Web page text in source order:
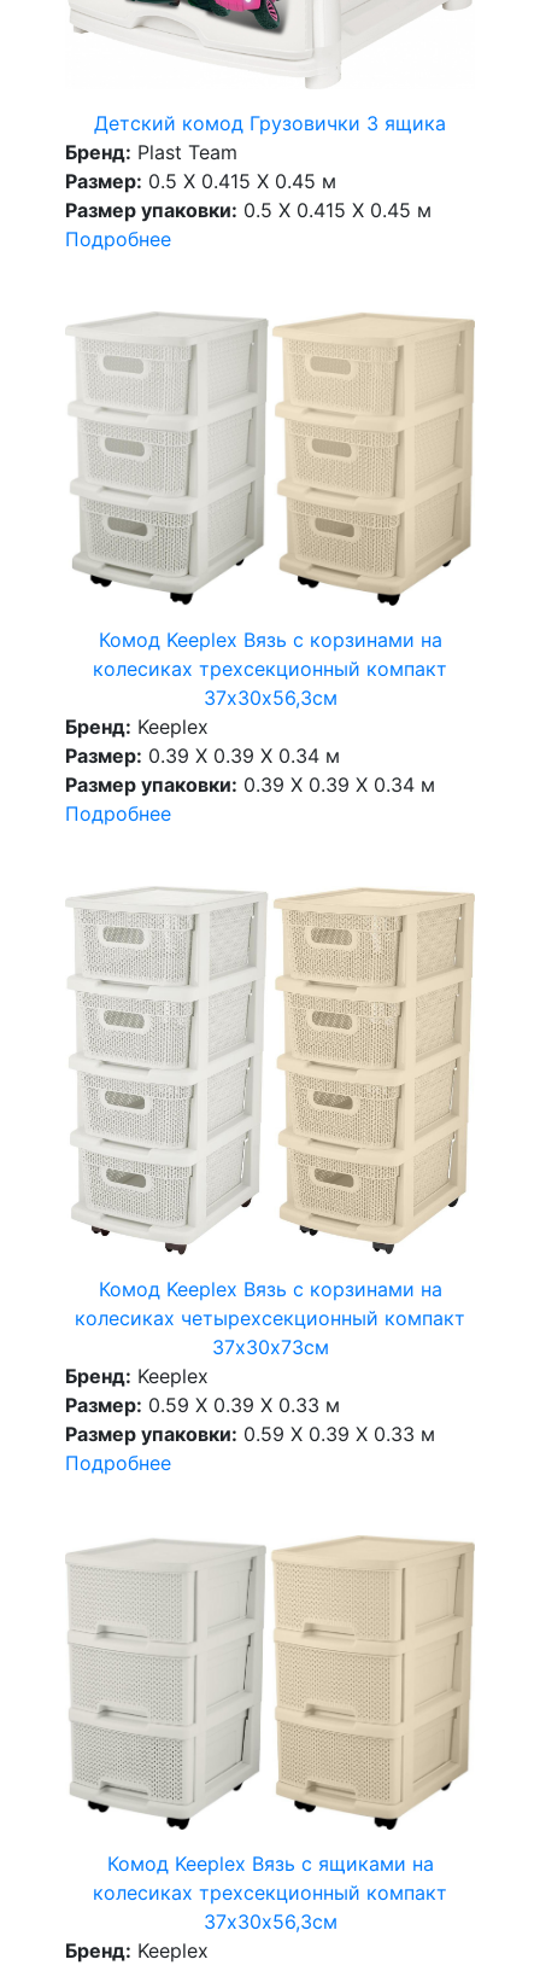
Детский комод Грузовички 3 ящика
Бренд: Plast Team
Размер: 0.5 X 0.415 X 0.45 м
Размер упаковки: 0.5 X 0.415 X 0.45 м
Подробнее
Комод Keeplex Вязь с корзинами на
колесиках трехсекционный компакт
37х30х56,3см
Бренд: Keeplex
Размер: 0.39 X 0.39 X 0.34 м
Размер упаковки: 0.39 X 0.39 X 0.34 м
Подробнее
Комод Keeplex Вязь с корзинами на
колесиках четырехсекционный компакт
37х30х73см
Бренд: Keeplex
Размер: 0.59 X 0.39 X 0.33 м
Размер упаковки: 0.59 X 0.39 X 0.33 м
Подробнее
Комод Keeplex Вязь с ящиками на
колесиках трехсекционный компакт
37х30х56,3см
Бренд: Keeplex